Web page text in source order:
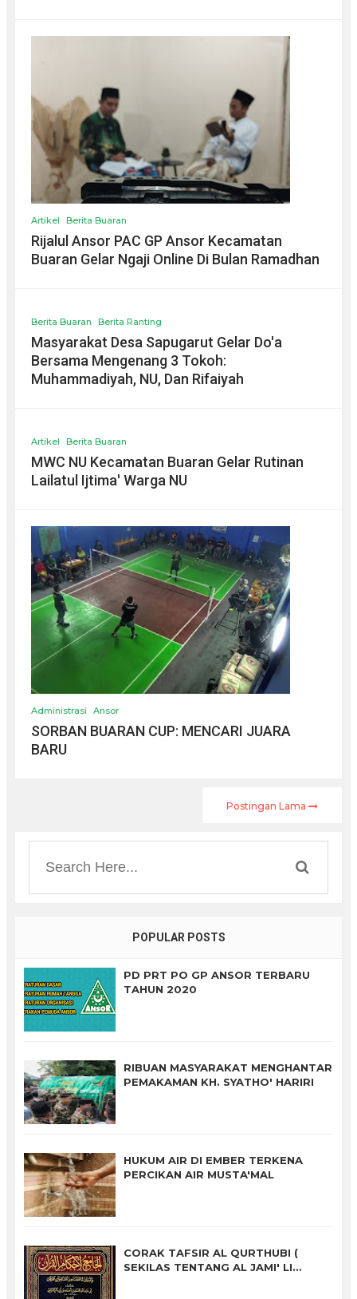
Artikel Berita Buaran
Rijalul Ansor PAC GP Ansor Kecamatan
Buaran Gelar Ngaji Online Di Bulan Ramadhan
Berita Buaran Berita Ranting
Masyarakat Desa Sapugarut Gelar Do'a
Bersama Mengenang 3 Tokoh:
Muhammadiyah, NU, Dan Rifaiyah
Artikel Berita Buaran
MWC NU Kecamatan Buaran Gelar Rutinan
Lailatul Ijtima' Warga NU
Administrasi Ansor
SORBAN BUARAN CUP: MENCARI JUARA
BARU
Postingan Lama
POPULAR POSTS
PD PRT PO GP ANSOR TERBARU
TAHUN 2020
RIBUAN MASYARAKAT MENGHANTAR
PEMAKAMAN KH. SYATHO' HARIRI
HUKUM AIR DI EMBER TERKENA
PERCIKAN AIR MUSTA'MAL
CORAK TAFSIR AL QURTHUBI (
SEKILAS TENTANG AL JAMI' LI